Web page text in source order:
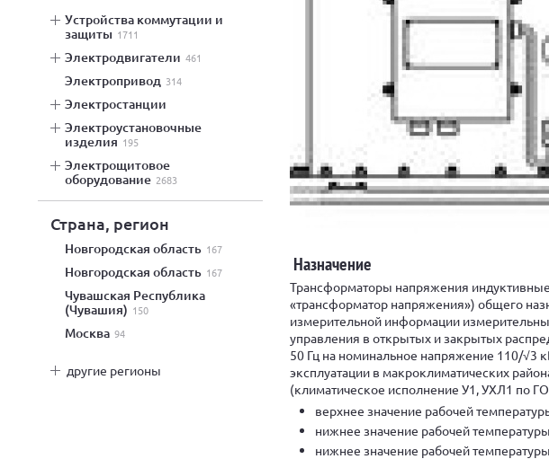
устройства коммутации и
защиты 1711
электродвигатели 461
электропривод 314
электростанции
электроустановочные
изделия 195
электрощитовое
оборудование 2683
Страна, регион
Новгородская область 167
Новгородская область 167
Чувашская Республика
(Чувашия) 150
Москва 94
другие регионы
Назначение
Трансформаторы напряжения
«трансформатор напряжения») общего
измерительной информации
управления в открытых и закрытых
50 Гц на номинальное напряжение 110/√3
эксплуатации в макроклиматических
(климатическое исполнение У1, УХЛ1 по
верхнее значение рабочей
нижнее значение рабочей
нижнее значение рабочей